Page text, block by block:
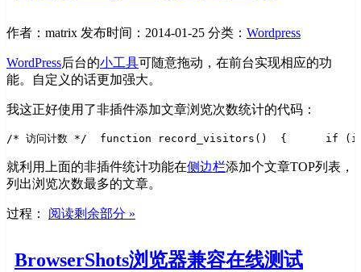
作者：matrix 发布时间：2014-01-25 分类： Wordpress
WordPress后台的小工具可随意拖动，在前台实现相应的功
能。自定义的话更加强大。
我这正好使用了非插件添加文章浏览次数统计的代码：
/* 访问计数 */ function record_visitors() {
if
就利用上面的非插件统计功能在侧边栏添加个文章TOP列表，
列出浏览次数最多的文章。
过程： 阅读剩余部分 »
BrowserShots浏览器兼容在线测试